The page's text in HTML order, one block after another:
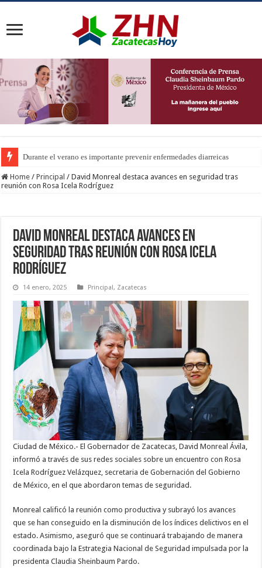
Durante el verano es importante prevenir enfermedades diarreicas
Home / Principal / David Monreal destaca avances en seguridad tras
reunión con Rosa Icela Rodríguez
David Monreal destaca avances en
seguridad tras reunión con Rosa Icela
Rodríguez
14 enero, 2025 Principal, Zacatecas
Ciudad de México.- El Gobernador de Zacatecas, David Monreal Ávila,
informó a través de sus redes sociales sobre un encuentro con Rosa
Icela Rodríguez Velázquez, secretaria de Gobernación del Gobierno
de México, en el que abordaron temas de seguridad.
Monreal calificó la reunión como productiva y subrayó los avances
que se han conseguido en la disminución de los índices delictivos en el
estado. Asimismo, aseguró que se continuará trabajando de manera
coordinada bajo la Estrategia Nacional de Seguridad impulsada por la
presidenta Claudia Sheinbaum Pardo.